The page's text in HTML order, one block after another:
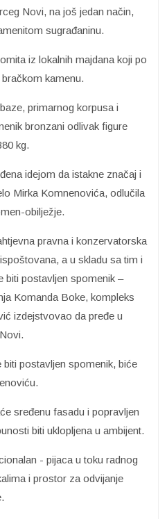
Novi, na još jedan način,
sugrađaninu.
iz lokalnih majdana koji po
kamenu.
primarnog korpusa i
bronzani odlivak figure
kg.
idejom da istakne značaj i
Mirka Komnenovića, odlučila
obilježje.
pravna i konzervatorska
a u skladu sa tim i
biti postavljen spomenik –
Komanda Boke, kompleks
izdejstvovao da pređe u
postavljen spomenik, biće
sređenu fasadu i popravljen
biti uklopljena u ambijent.
- pijaca u toku radnog
i prostor za odvijanje